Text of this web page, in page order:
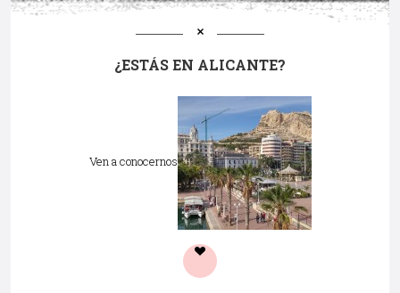
¿ESTÁS EN ALICANTE?
Ven a conocernos